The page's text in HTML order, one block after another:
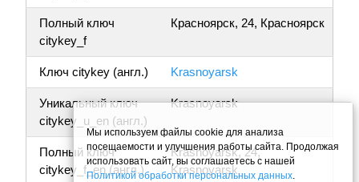
Полный ключ
citykey_f
Красноярск, 24, Красноярск
Ключ citykey (англ.) Krasnoyarsk
Уникальный ключ
citykey_u_en (англ.)
Krasnoyarsk
Полный ключ
citykey_f_en (англ.)
Krasnoyarsk, 24,
Krasnoyarsk
Мы используем файлы cookie для анализа
посещаемости и улучшения работы сайта. Продолжая
использовать сайт, вы соглашаетесь с нашей
Политикой обработки персональных данных.